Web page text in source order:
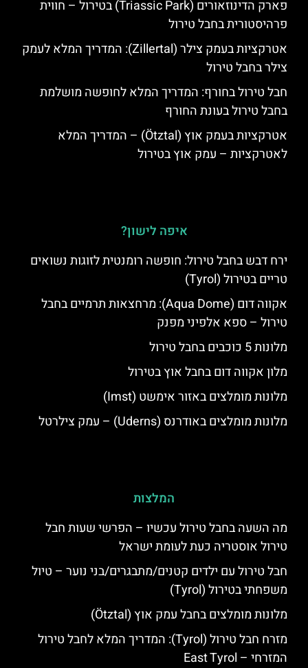
פארק הדינוזאורים (Triassic Park) בטירול – חווית
פרהיסטורית בחבל טירול
אטרקציות בעמק צילר (Zillertal): המדריך המלא לעמק
צילר בחבל טירול
חבל טירול בחורף: המדריך המלא לחופשה מושלמת
בחבל טירול בעונת החורף
אטרקציות בעמק אוץ (Ötztal) – המדריך המלא
לאטרקציות – עמק אוץ בטירול
איפה לישון?
ירח דבש בחבל טירול: חופשה רומנטית לזוגות נשואים
טריים בטירול (Tyrol)
אקווה דום (Aqua Dome): מרחצאות תרמיים בחבל
טירול – ספא אלפיני מפנק
מלונות 5 כוכבים בחבל טירול
מלון אקווה דום בחבל אוץ בטירול
מלונות מומלצים באזור אימשט (Imst)
מלונות מומלצים באודרנס (Uderns) – עמק צילרטל
המלצות
מה השעה בחבל טירול עכשיו – הפרשי שעות חבל
טירול אוסטריה כעת לעומת ישראל
חבל טירול עם ילדים קטנים/מתבגרים/בני נוער – טיול
משפחתי בטירול (Tyrol)
מלונות מומלצים בחבל עמק אוץ (Ötztal)
מזרח חבל טירול (Tyrol): המדריך המלא לחבל טירול
המזרחי – East Tyrol